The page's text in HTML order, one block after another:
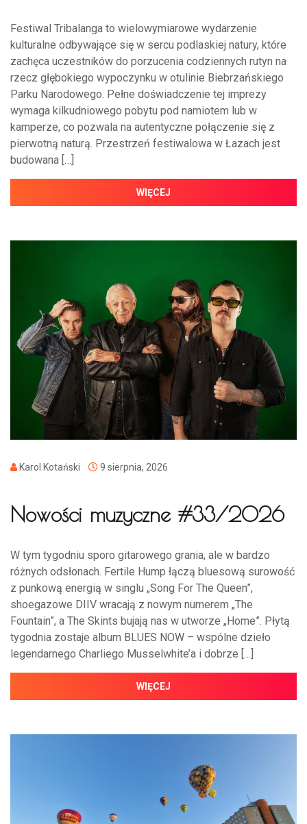
Festiwal Tribalanga to wielowymiarowe wydarzenie
kulturalne odbywające się w sercu podlaskiej natury, które
zachęca uczestników do porzucenia codziennych rutyn na
rzecz głębokiego wypoczynku w otulinie Biebrzańskiego
Parku Narodowego. Pełne doświadczenie tej imprezy
wymaga kilkudniowego pobytu pod namiotem lub w
kamperze, co pozwala na autentyczne połączenie się z
pierwotną naturą. Przestrzeń festiwalowa w Łazach jest
budowana […]
WIĘCEJ
Karol Kotański 9 sierpnia, 2026
Nowości muzyczne #33/2026
W tym tygodniu sporo gitarowego grania, ale w bardzo
różnych odsłonach. Fertile Hump łączą bluesową surowość
z punkową energią w singlu „Song For The Queen”,
shoegazowe DIIV wracają z nowym numerem „The
Fountain”, a The Skints bujają nas w utworze „Home”. Płytą
tygodnia zostaje album BLUES NOW – wspólne dzieło
legendarnego Charliego Musselwhite’a i dobrze […]
WIĘCEJ